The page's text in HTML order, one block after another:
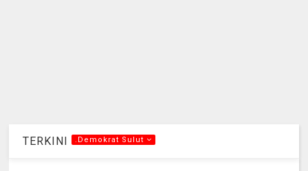
TERKINI .Demokrat Sulut